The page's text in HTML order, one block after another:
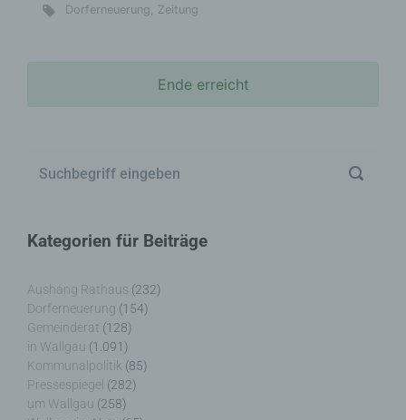
Dorferneuerung, Zeitung
Ende erreicht
Kategorien für Beiträge
Aushang Rathaus (232)
Dorferneuerung (154)
Gemeinderat (128)
in Wallgau (1.091)
Kommunalpolitik (85)
Pressespiegel (282)
um Wallgau (258)